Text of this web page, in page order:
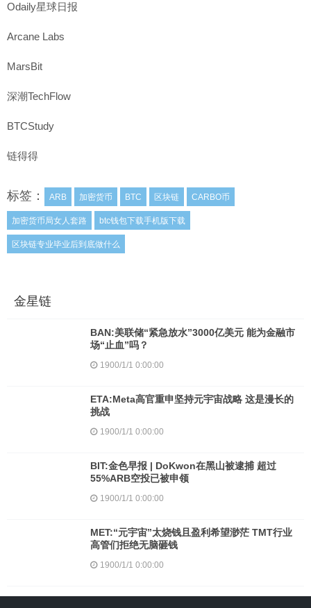
Odaily星球日报
Arcane Labs
MarsBit
深潮TechFlow
BTCStudy
链得得
标签： ARB 加密货币 BTC 区块链 CARBO币
加密货币局女人套路 btc钱包下载手机版下载
区块链专业毕业后到底做什么
金星链
BAN:美联储“紧急放水”3000亿美元 能为金融市
场“止血”吗？
1900/1/1 0:00:00
ETA:Meta高官重申坚持元宇宙战略 这是漫长的
挑战
1900/1/1 0:00:00
BIT:金色早报 | DoKwon在黑山被逮捕 超过
55%ARB空投已被申领
1900/1/1 0:00:00
MET:“元宇宙”太烧钱且盈利希望渺茫 TMT行业
高管们拒绝无脑砸钱
1900/1/1 0:00:00